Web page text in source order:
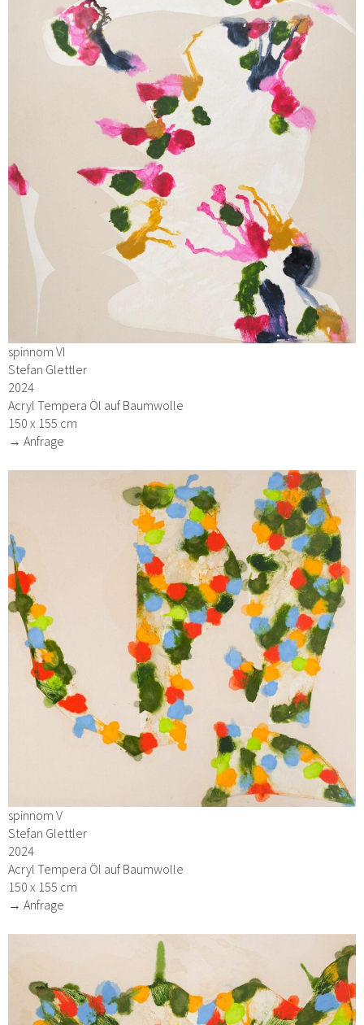
spinnom VI
Stefan Glettler
2024
Acryl Tempera Öl auf Baumwolle
150 x 155 cm
→ Anfrage
spinnom V
Stefan Glettler
2024
Acryl Tempera Öl auf Baumwolle
150 x 155 cm
→ Anfrage